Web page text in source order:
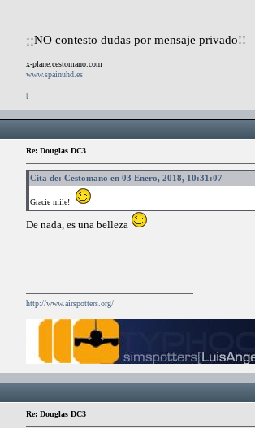
¡¡NO contesto dudas por mensaje privado!!
x-plane.cestomano.com
www.spainuhd.es
[
Re: Douglas DC3
Cita de: Cestomano en 03 Enero, 2018, 10:31:07
Gracie mile!
De nada, es una belleza
http://www.airspotters.org/
Re: Douglas DC3